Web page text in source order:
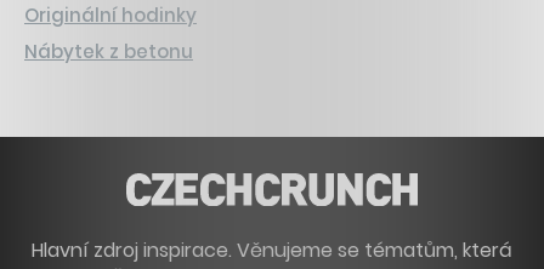
Originální hodinky
Nábytek z betonu
Hlavní zdroj inspirace. Věnujeme se tématům, která